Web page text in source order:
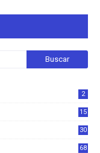
2
15
30
68